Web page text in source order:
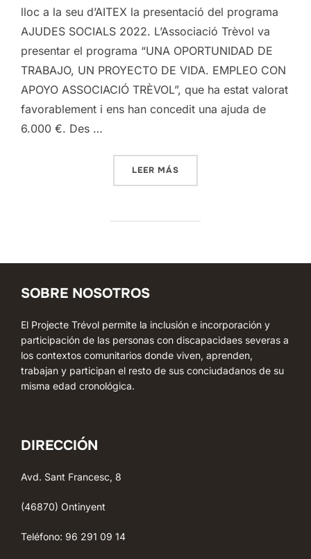
lloc a la seu d’AITEX la presentació del programa
AJUDES SOCIALS 2022. L’Associació Trèvol va
presentar el programa “UNA OPORTUNIDAD DE
TRABAJO, UN PROYECTO DE VIDA. EMPLEO CON
APOYO ASSOCIACIÓ TRÈVOL”, que ha estat valorat
favorablement i ens han concedit una ajuda de
6.000 €. Des …
LEER MÁS
SOBRE NOSOTROS
El Projecte Trévol permite la inclusión e incorporación y
participación de las personas con discapacidaes severas a
los contextos comunitarios donde viven, aprenden,
trabajan y participan el resto de sus conciudadanos de su
misma edad cronológica.
DIRECCIÓN
Avd. Sant Francesc, 8
(46870) Ontinyent
Teléfono: 96 291 09 14